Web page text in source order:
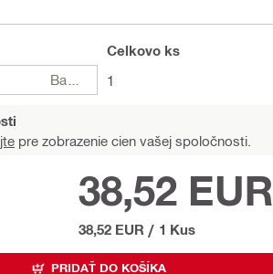
Celkovo ks
1
pre zobrazenie cien vašej spoločnosti.
38,52 EUR
38,52 EUR / 1 Kus
PRIDAŤ DO KOŠÍKA